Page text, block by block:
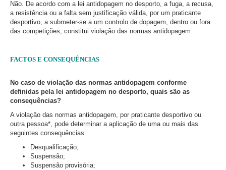
Não. De acordo com a lei antidopagem no desporto, a fuga, a recusa,
a resistência ou a falta sem justificação válida, por um praticante
desportivo, a submeter-se a um controlo de dopagem, dentro ou fora
das competições, constitui violação das normas antidopagem.
FACTOS E CONSEQUÊNCIAS
No caso de violação das normas antidopagem conforme
definidas pela lei antidopagem no desporto, quais são as
consequências?
A violação das normas antidopagem, por praticante desportivo ou
outra pessoa*, pode determinar a aplicação de uma ou mais das
seguintes consequências:
Desqualificação;
Suspensão;
Suspensão provisória;